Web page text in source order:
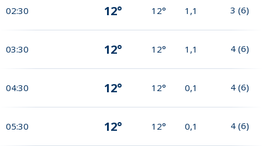
02:30 12° 12° 1,1 3 (6)
03:30 12° 12° 1,1 4 (6)
04:30 12° 12° 0,1 4 (6)
05:30 12° 12° 0,1 4 (6)